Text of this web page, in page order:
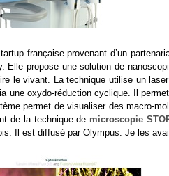
française provenant d’un
Elle propose une solution de
le vivant. La technique utilise un
une oxydo-réduction cyclique. Il
permet de visualiser des macro-
de la technique de microscopie
Il est diffusé par Olympus. Je les